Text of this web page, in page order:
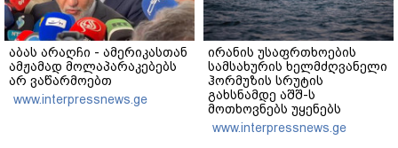
აბას არაღჩი - ამერიკასთან
ამჟამად მოლაპარაკებებს
არ ვაწარმოებთ
www.interpressnews.ge
ირანის უსაფრთხოების
სამსახურის ხელმძღვანელი
ჰორმუზის სრუტის
გახსნამდე აშშ-ს
მოთხოვნებს უყენებს
www.interpressnews.ge